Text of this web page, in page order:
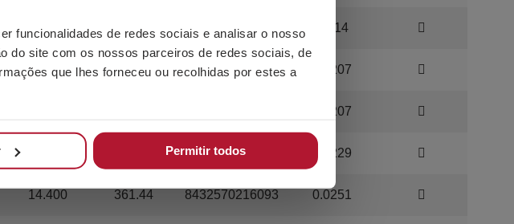
funcionalidades de redes sociais e analisar o nosso
do site com os nossos parceiros de redes sociais, de
que lhes forneceu ou recolhidas por estes a
Permitir todos
28.800 403.2 8432569831177 0.014
28.800 596.16 8432569831191 0.0207
0.0207
8432569831221 0.0229
14.400 361.44 8432570216093 0.0251